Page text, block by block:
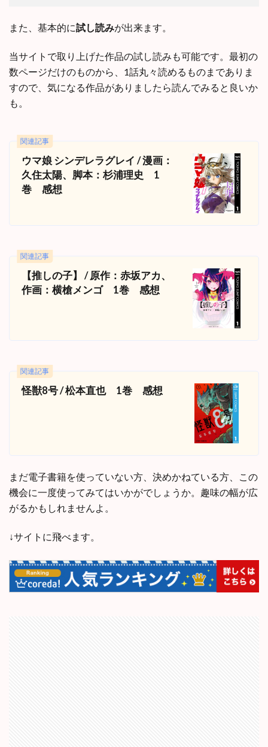
また、基本的に試し読みが出来ます。
当サイトで取り上げた作品の試し読みも可能です。最初の
数ページだけのものから、1話丸々読めるものまでありま
すので、気になる作品がありましたら読んでみると良いか
も。
関連記事
ウマ娘 シンデレラグレイ / 漫画：
久住太陽、脚本：杉浦理史 1
巻 感想
関連記事
【推しの子】 / 原作：赤坂アカ、
作画：横槍メンゴ 1巻 感想
関連記事
怪獣8号 / 松本直也 1巻 感想
まだ電子書籍を使っていない方、決めかねている方、この
機会に一度使ってみてはいかがでしょうか。趣味の幅が広
がるかもしれませんよ。
↓サイトに飛べます。